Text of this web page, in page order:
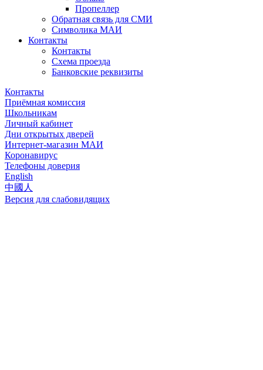
Пропеллер
Обратная связь для СМИ
Символика МАИ
Контакты
Контакты
Схема проезда
Банковские реквизиты
Контакты
Приёмная комиссия
Школьникам
Личный кабинет
Дни открытых дверей
Интернет-магазин МАИ
Коронавирус
Телефоны доверия
English
中國人
Версия для слабовидящих